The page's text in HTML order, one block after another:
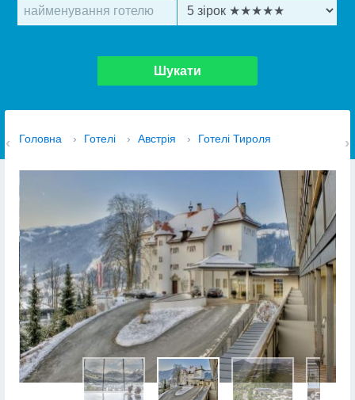
Шукати
Головна › Готелі › Австрія › Готелі Тироля